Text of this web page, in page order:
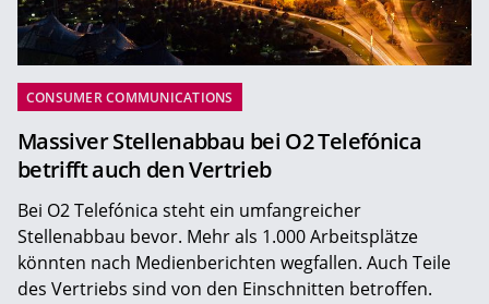
CONSUMER COMMUNICATIONS
Massiver Stellenabbau bei O2 Telefónica
betrifft auch den Vertrieb
Bei O2 Telefónica steht ein umfangreicher
Stellenabbau bevor. Mehr als 1.000 Arbeitsplätze
könnten nach Medienberichten wegfallen. Auch Teile
des Vertriebs sind von den Einschnitten betroffen.